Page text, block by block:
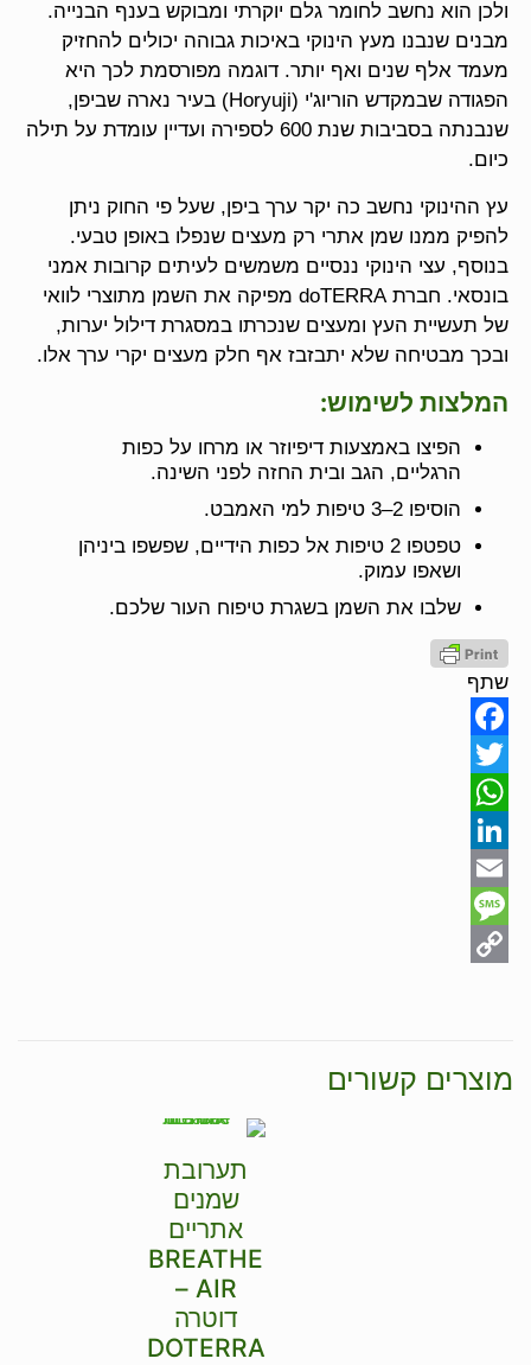
ולכן הוא נחשב לחומר גלם יוקרתי ומבוקש בענף הבנייה.
מבנים שנבנו מעץ הינוקי באיכות גבוהה יכולים להחזיק
מעמד אלף שנים ואף יותר. דוגמה מפורסמת לכך היא
הפגודה שבמקדש הוריוג'י (Horyuji) בעיר נארה שביפן,
שנבנתה בסביבות שנת 600 לספירה ועדיין עומדת על תילה
כיום.
עץ ההינוקי נחשב כה יקר ערך ביפן, שעל פי החוק ניתן
להפיק ממנו שמן אתרי רק מעצים שנפלו באופן טבעי.
בנוסף, עצי הינוקי ננסיים משמשים לעיתים קרובות אמני
בונסאי. חברת doTERRA מפיקה את השמן מתוצרי לוואי
של תעשיית העץ ומעצים שנכרתו במסגרת דילול יערות,
ובכך מבטיחה שלא יתבזבז אף חלק מעצים יקרי ערך אלו.
המלצות לשימוש:
הפיצו באמצעות דיפיוזר או מרחו על כפות
הרגליים, הגב ובית החזה לפני השינה.
הוסיפו 2–3 טיפות למי האמבט.
טפטפו 2 טיפות אל כפות הידיים, שפשפו ביניהן
ושאפו עמוק.
שלבו את השמן בשגרת טיפוח העור שלכם.
שתף
Facebook
Twitter
WhatsApp
LinkedIn
Email
Message
מוצרים קשורים
תערובת
שמנים
אתריים
BREATHE
– AIR
דוטרה
DOTERRA